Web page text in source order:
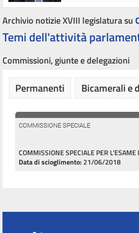
Archivio notizie XVIII legislatura su
Temi dell'attività
Commissioni, giunte e delegazioni
Permanenti Bicamerali e
COMMISSIONE SPECIALE
COMMISSIONE SPECIALE PER L'ESAME
Data di scioglimento: 21/06/2018